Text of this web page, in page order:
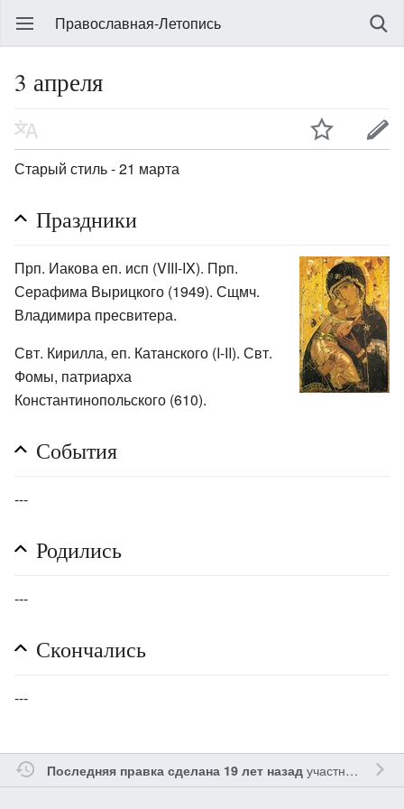
Православная-Летопись
3 апреля
Старый стиль - 21 марта
Праздники
Прп. Иакова еп. исп (VIII-IX). Прп.
Серафима Вырицкого (1949). Сщмч.
Владимира пресвитера.
Свт. Кирилла, еп. Катанского (I-II). Свт.
Фомы, патриарха
Константинопольского (610).
События
---
Родились
---
Скончались
---
Последняя правка сделана 19 лет назадучастником Gleb